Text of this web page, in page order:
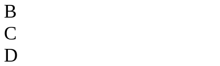
B
C
D